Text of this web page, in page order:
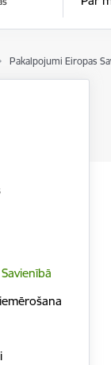
Pakalpojumi Eiropas